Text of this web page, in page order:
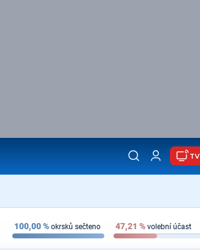
100,00% okrsků sečteno 47,21 % volební účast